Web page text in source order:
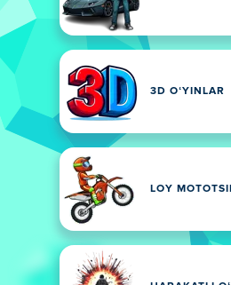
3D OʻYINLAR
LOY